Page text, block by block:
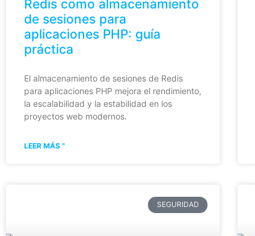
Redis como almacenamiento
de sesiones para
aplicaciones PHP: guía
práctica
El almacenamiento de sesiones de Redis
para aplicaciones PHP mejora el rendimiento,
la escalabilidad y la estabilidad en los
proyectos web modernos.
LEER MÁS "
SEGURIDAD